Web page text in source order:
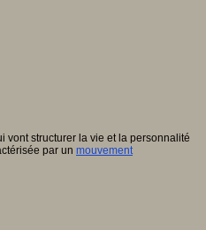
vont structurer la vie et la personnalité
par un mouvement